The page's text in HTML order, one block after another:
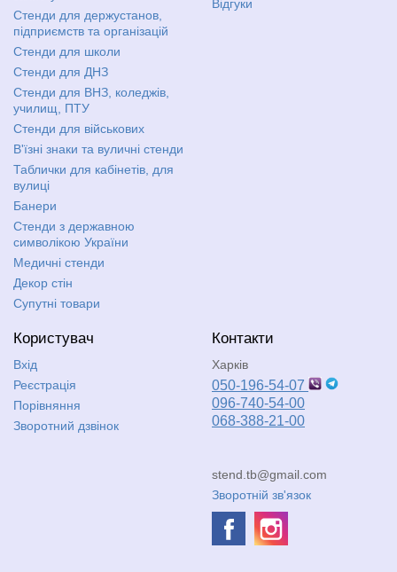
Стенди для держустанов,
підприємств та організацій
Стенди для школи
Стенди для ДНЗ
Стенди для ВНЗ, коледжів,
училищ, ПТУ
Стенди для військових
В'їзні знаки та вуличні стенди
Таблички для кабінетів, для
вулиці
Банери
Стенди з державною
символікою України
Медичні стенди
Декор стін
Супутні товари
Відгуки
Користувач
Вхід
Реєстрація
Порівняння
Зворотний дзвінок
Контакти
Харків
050-196-54-07
096-740-54-00
068-388-21-00
stend.tb@gmail.com
Зворотній зв'язок